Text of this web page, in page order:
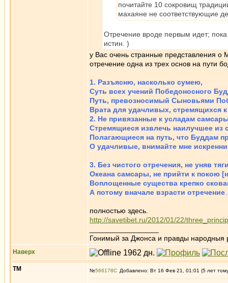
почитайте 10 сокровищ
махаяне не соответствующие
Отречение вроде первым идет;
истин. )
у Вас очень странные представления о
отречение одна из трех основ на пути
1. Разъясню, насколько сумею,
Суть всех учений Победоносного
Путь, превозносимый Сыновьями
Врата для удачливых, стремящихся
2. Не привязанные к усладам
Стремящиеся извлечь наилучшее из
Полагающиеся на путь, что Буддам
О удачливые, внимайте мне
3. Без чистого отречения, не уняв
Океана самсары, не прийти к покою
Воплощенные существа крепко
А потому вначале взрасти отречение
полностью здесь.
http://savetibet.ru/2012/01/22/
Гонимый за Джонса и правды народныя
Наверх
ТМ №566178 Добавлено: Вт 16 Фев 21, 01:01 (5 лет